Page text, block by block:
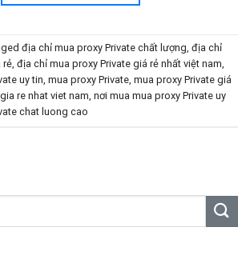
địa chỉ mua proxy Private chất lượng, địa chỉ
rẻ, địa chỉ mua proxy Private giá rẻ nhất việt nam,
uy tin, mua proxy Private, mua proxy Private giá
re nhat viet nam, nơi mua mua proxy Private uy
chat luong cao